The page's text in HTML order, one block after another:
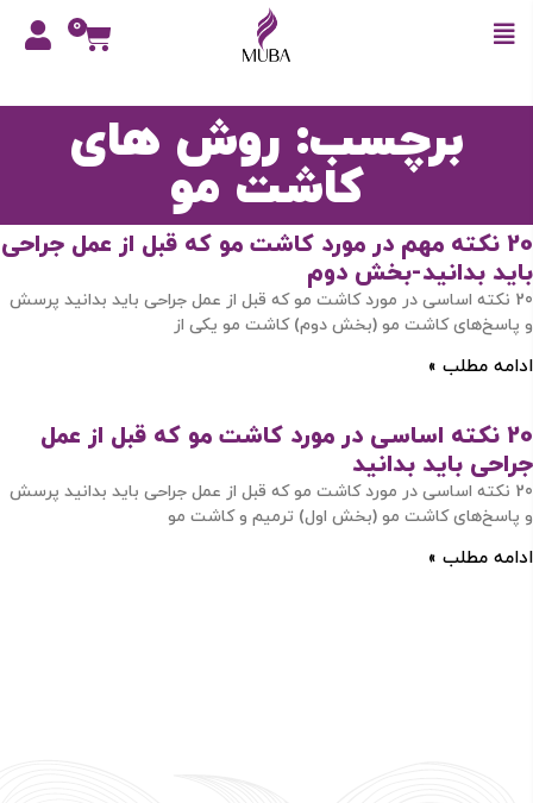
0
برچسب: روش های
کاشت مو
20 نکته مهم در مورد کاشت مو که قبل از عمل جراحی
باید بدانید-بخش دوم
20 نکته اساسی در مورد کاشت مو که قبل از عمل جراحی باید بدانید پرسش
و پاسخ‌های کاشت مو (بخش دوم) کاشت مو یکی از
ادامه مطلب »
20 نکته اساسی در مورد کاشت مو که قبل از عمل
جراحی باید بدانید
20 نکته اساسی در مورد کاشت مو که قبل از عمل جراحی باید بدانید پرسش
و پاسخ‌های کاشت مو (بخش اول) ترمیم و کاشت مو
ادامه مطلب »